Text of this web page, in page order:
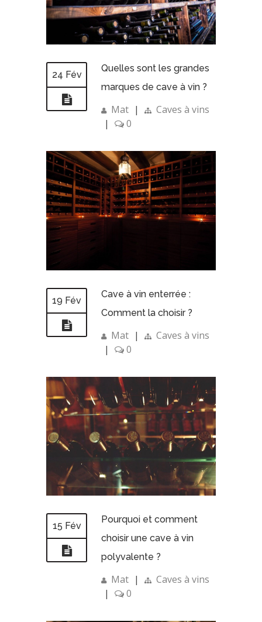
24 Fév
Quelles sont les grandes
marques de cave à vin ?
Mat |
Caves à vins
|
0
19 Fév
Cave à vin enterrée :
Comment la choisir ?
Mat |
Caves à vins
|
0
15 Fév
Pourquoi et comment
choisir une cave à vin
polyvalente ?
Mat |
Caves à vins
|
0